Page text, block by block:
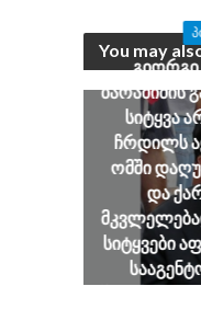
You may
გიორგი
ბარამიძის
სიტყვა
ჩრდილს
ომში
და
სიტყვები